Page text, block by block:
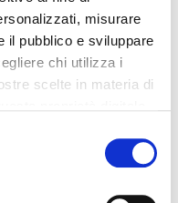
misurare
il pubblico e sviluppare
chi utilizza i
scelte in materia di
in qualsiasi
cookie o facendo clic
del petrolio, parabeni,